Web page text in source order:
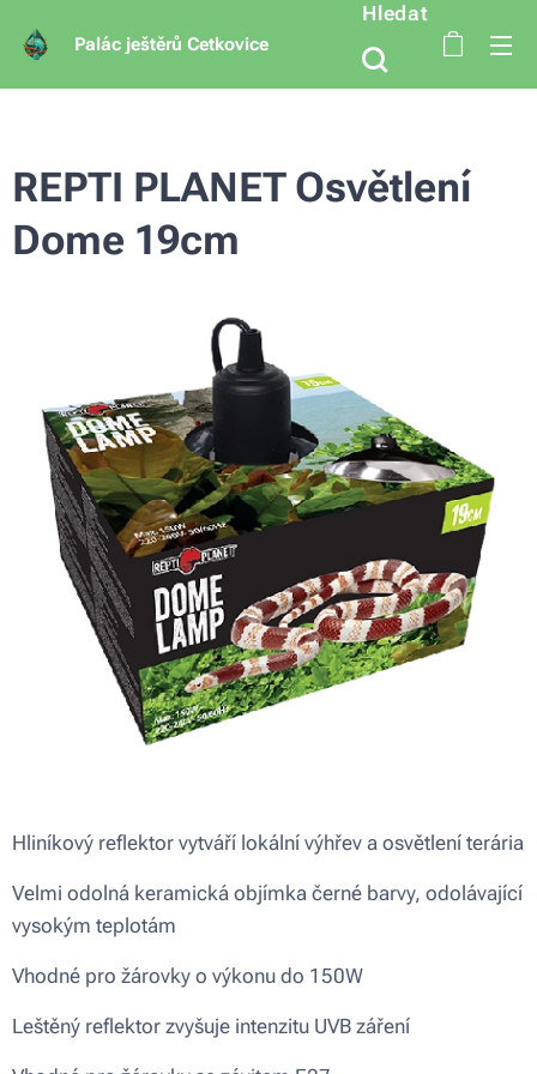
Palác ještěrů Cetkovice
Hledat
REPTI PLANET Osvětlení
Dome 19cm
Hliníkový reflektor vytváří lokální výhřev a osvětlení terária
Velmi odolná keramická objímka černé barvy, odolávající
vysokým teplotám
Vhodné pro žárovky o výkonu do 150W
Leštěný reflektor zvyšuje intenzitu UVB záření